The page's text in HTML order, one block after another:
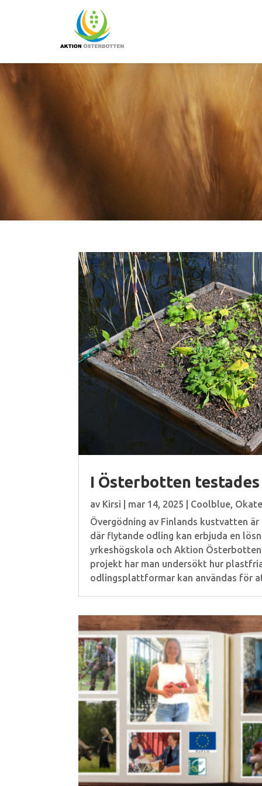
I Österbotten
av Kirsi mar 14, 2025 Coolblue,
Övergödning av Finlands kustvatten
där flytande odling kan erbjuda en
yrkeshögskola och Aktion
projekt har man undersökt hur
odlingsplattformar kan användas för